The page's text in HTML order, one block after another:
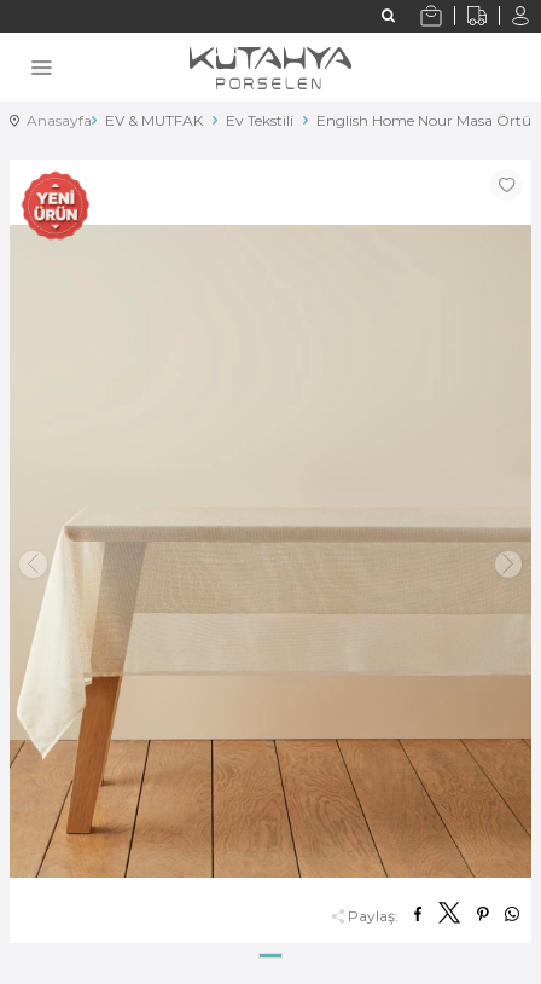
Anasayfa EV & MUTFAK Ev Tekstili English Home Nour Masa
Paylaş: